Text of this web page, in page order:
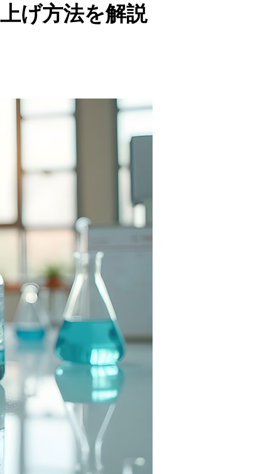
げ方法を解説